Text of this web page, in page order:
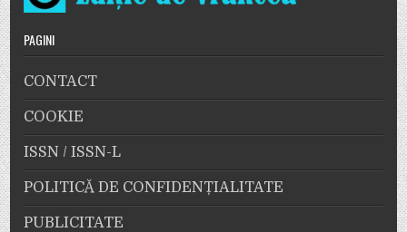
PAGINI
CONTACT
COOKIE
ISSN / ISSN-L
POLITICĂ DE CONFIDENȚIALITATE
PUBLICITATE